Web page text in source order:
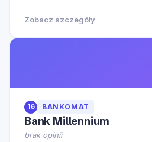
Zobacz szczegóły
16 BANKOMAT
Bank Millennium
brak opinii